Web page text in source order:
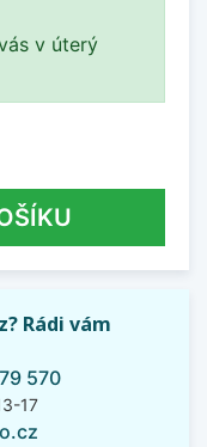
v úterý
Rádi vám
570
17